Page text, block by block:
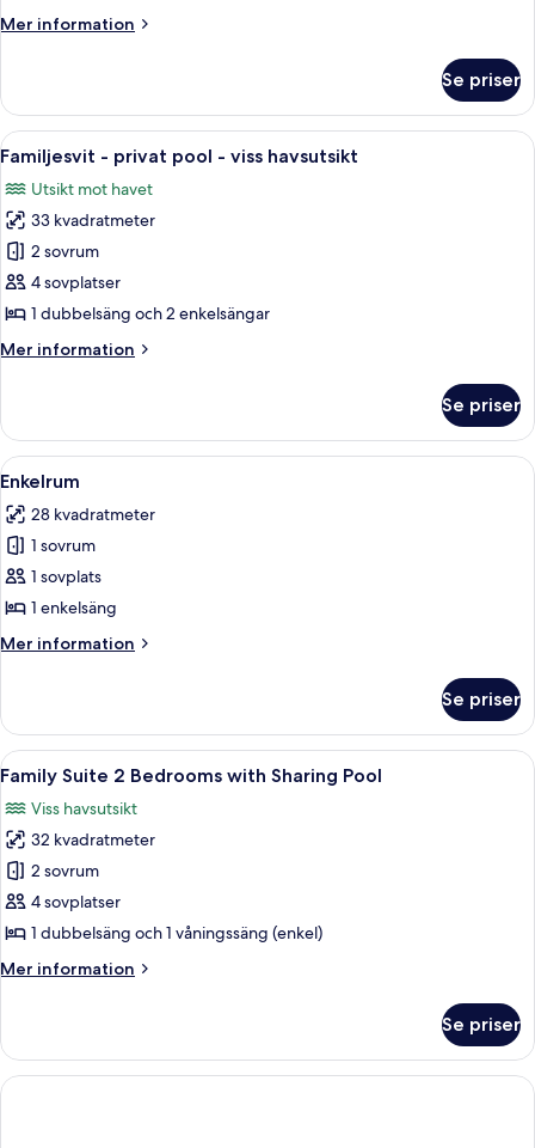
-Mer information
Mer
-
sovrum
havsutsikt
Se priser
Öppna
alla
foton
för
Familjesvit
-
privat
-
Familjesvit - privat pool - viss
5
Familjesvit - privat pool - viss havsutsikt
Utsikt mot havet
33 kvadratmeter
2 sovrum
4 sovplatser
1 dubbelsäng och 2 enkelsängar
Mer information
Mer
-
privat
pool
viss
havsutsikt
Se priser
Öppna
alla
foton
för
Enkelrum
Ett sovrum med en säng, ett
2
Enkelrum
28 kvadratmeter
1 sovrum
1 sovplats
1 enkelsäng
Mer information
Mer
Se priser
Öppna
alla
foton
för
Family
Suite
2
with
Ett område vid poolen med solstolar,
3
Family Suite 2 Bedrooms with Sharing Pool
Viss havsutsikt
32 kvadratmeter
2 sovrum
4 sovplatser
1 dubbelsäng och 1 våningssäng (enkel)
Mer information
Mer
Suite
Bedrooms
Se priser